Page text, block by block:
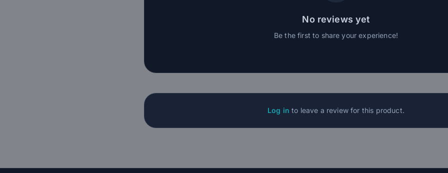
No reviews yet
Be the first to share your experience!
Log in to leave a review for this product.